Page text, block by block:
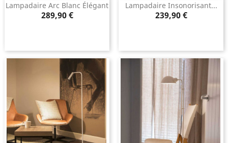
Lampadaire Arc Blanc Élégant
Prix
289,90 €
Lampadaire Insonorisant...
Prix
239,90 €